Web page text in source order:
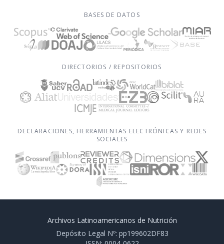
BASES DE DATOS
DIRECTORIOS / REPOSITORIOS
DECLARACIONES, HERRAMIENTAS ELECTRÓNICAS Y REDES
SOCIALES
Archivos Latinoamericanos de Nutrición
Depósito Legal Nº: pp199602DF83